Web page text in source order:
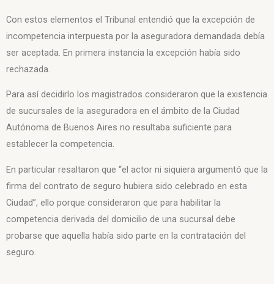
Con estos elementos el Tribunal entendió que la excepción de
incompetencia interpuesta por la aseguradora demandada debía
ser aceptada. En primera instancia la excepción había sido
rechazada.
Para así decidirlo los magistrados consideraron que la existencia
de sucursales de la aseguradora en el ámbito de la Ciudad
Autónoma de Buenos Aires no resultaba suficiente para
establecer la competencia.
En particular resaltaron que “el actor ni siquiera argumentó que la
firma del contrato de seguro hubiera sido celebrado en esta
Ciudad”, ello porque consideraron que para habilitar la
competencia derivada del domicilio de una sucursal debe
probarse que aquella había sido parte en la contratación del
seguro.